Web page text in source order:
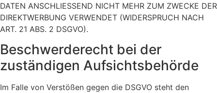
DATEN ANSCHLIESSEND NICHT MEHR ZUM ZWECKE DER
DIREKTWERBUNG VERWENDET (WIDERSPRUCH NACH
ART. 21 ABS. 2 DSGVO).
Beschwerde­recht bei der
zuständigen Aufsichts­behörde
Im Falle von Verstößen gegen die DSGVO steht den